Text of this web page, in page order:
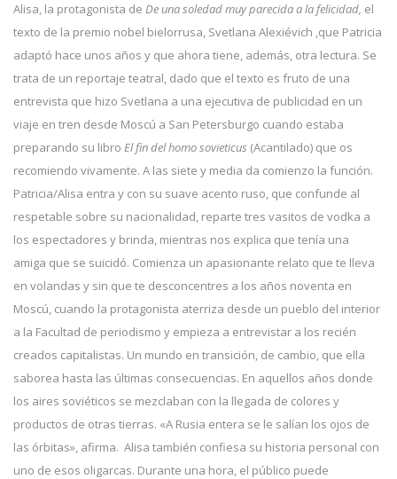
Alisa, la protagonista de De una soledad muy parecida a la felicidad, el
texto de la premio nobel bielorrusa, Svetlana Alexiévich ,​que Patricia
adaptó hace unos años y que ahora tiene, además, otra lectura. Se
trata de un reportaje teatral, dado que el texto es fruto de una
entrevista que hizo Svetlana a una ejecutiva de publicidad en un
viaje en tren desde Moscú a San Petersburgo cuando estaba
preparando su libro El fin del homo sovieticus (Acantilado) que os
recomiendo vivamente. A las siete y media da comienzo la función.
Patricia/Alisa entra y con su suave acento ruso, que confunde al
respetable sobre su nacionalidad, reparte tres vasitos de vodka a
los espectadores y brinda, mientras nos explica que tenía una
amiga que se suicidó. Comienza un apasionante relato que te lleva
en volandas y sin que te desconcentres a los años noventa en
Moscú, cuando la protagonista aterriza desde un pueblo del interior
a la Facultad de periodismo y empieza a entrevistar a los recién
creados capitalistas. Un mundo en transición, de cambio, que ella
saborea hasta las últimas consecuencias. En aquellos años donde
los aires soviéticos se mezclaban con la llegada de colores y
productos de otras tierras. «A Rusia entera se le salían los ojos de
las órbitas», afirma. Alisa también confiesa su historia personal con
uno de esos oligarcas. Durante una hora, el público puede